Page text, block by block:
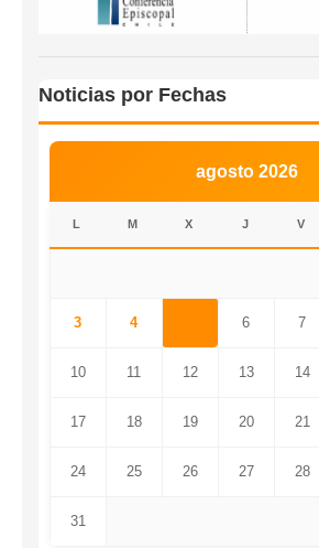
Noticias por Fechas
agosto 2026
L M X J V
3 4 6 7
10 11 12 13 14
17 18 19 20 21
24 25 26 27 28
31